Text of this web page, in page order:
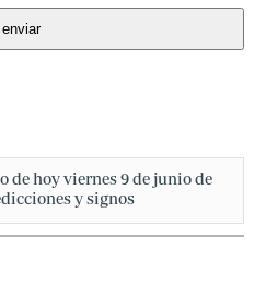
de hoy viernes 9 de junio de
y signos